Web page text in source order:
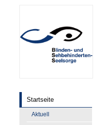
Startseite
Aktuell